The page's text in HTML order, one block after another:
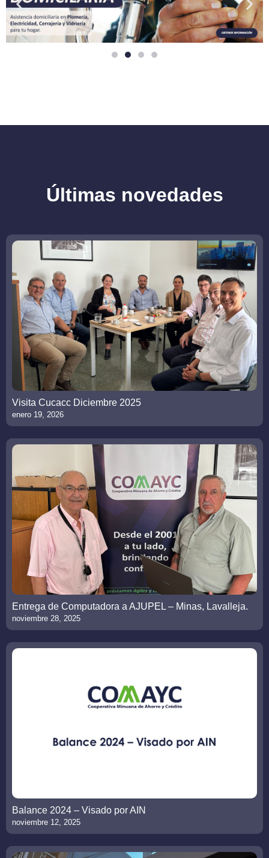
Últimas novedades
Visita Cucacc Diciembre 2025
enero 19, 2026
Entrega de Computadora a AJUPEL – Minas, Lavalleja.
noviembre 28, 2025
Balance 2024 – Visado por AIN
noviembre 12, 2025